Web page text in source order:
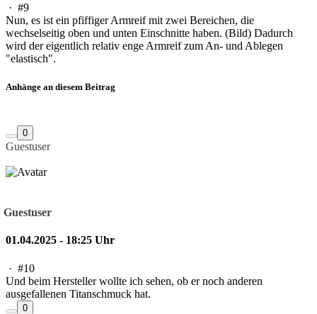
· #9
Nun, es ist ein pfiffiger Armreif mit zwei Bereichen, die
wechselseitig oben und unten Einschnitte haben. (Bild) Dadurch
wird der eigentlich relativ enge Armreif zum An- und Ablegen
"elastisch".
Anhänge an diesem Beitrag
0
Guestuser
Guestuser
01.04.2025 - 18:25 Uhr
· #10
Und beim Hersteller wollte ich sehen, ob er noch anderen
ausgefallenen Titanschmuck hat.
0